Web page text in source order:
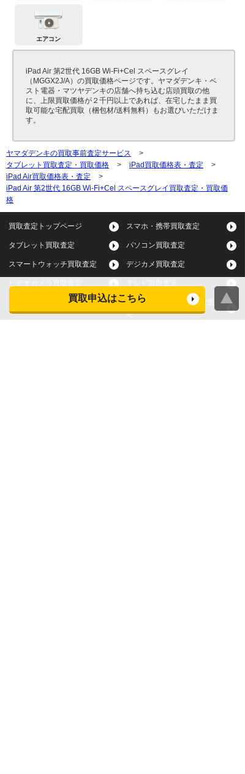
買取申込はこちら
エアコン
iPad Air 第2世代 16GB Wi-Fi+Cel スペースグレイ
（MGGX2J/A）の買取価格ページです。ヤマダデンキ・ベ
スト電器・マツヤデンキの店舗へ持ち込む店頭買取の他
に、上限買取価格が２千円以上であれば、在宅したまま買
取可能な宅配買取（梱包材/送料無料）もお選びいただけま
す。
ヤマダデンキの買取事前査定サービス
>
タブレット買取査定・買取価格
> iPad買取価格表・査定
>
iPad Air買取価格表・査定
>
iPad Air 第2世代 16GB Wi-Fi+Cel スペースグレイ買取査定・買取価
格
買取査定トップページ スマホ・携帯買取査定
タブレット買取査定 パソコン買取査定
スマートウォッチ買取査定 デジカメ買取査定
洗濯機・衣類乾燥機買取査
定